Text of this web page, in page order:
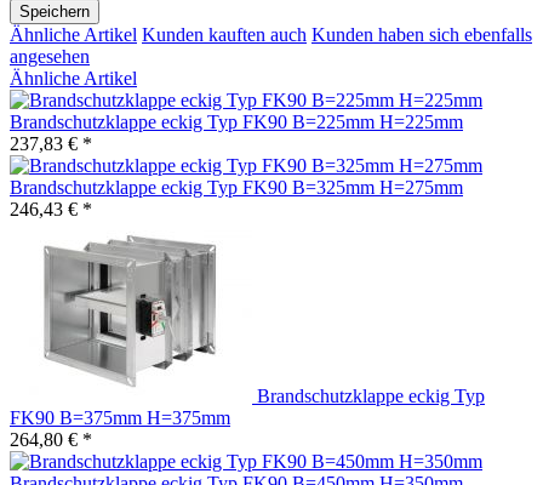
Speichern
Ähnliche Artikel Kunden kauften auch Kunden haben sich ebenfalls
angesehen
Ähnliche Artikel
Brandschutzklappe eckig Typ FK90 B=225mm H=225mm
237,83 € *
Brandschutzklappe eckig Typ FK90 B=325mm H=275mm
246,43 € *
Brandschutzklappe eckig Typ
FK90 B=375mm H=375mm
264,80 € *